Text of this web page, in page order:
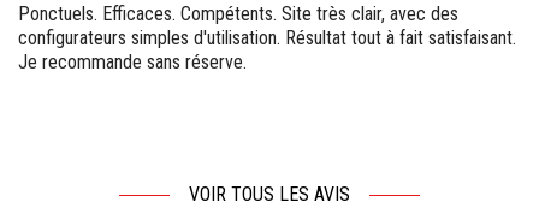
Ponctuels. Efficaces. Compétents. Site très clair, avec des
configurateurs simples d'utilisation. Résultat tout à fait satisfaisant.
Je recommande sans réserve.
VOIR TOUS LES AVIS